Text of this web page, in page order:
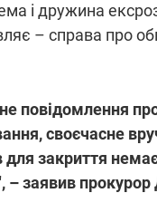
і дружина
– справа про
повідомлення
своєчасне
для закриття
– заявив